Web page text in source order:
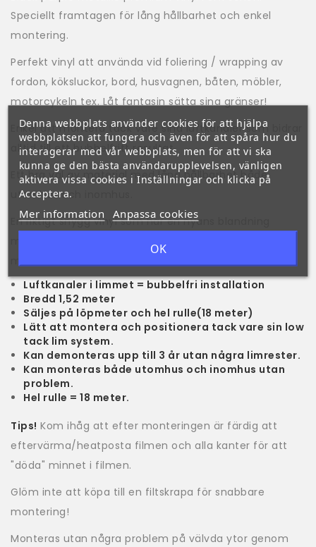
Speciellt framtagen för lång hållbarhet och enkel
montering.
Perfekt vinyl att använda vid foliering / wrapping av
fordon, köksluckor, bord, husvagnen, båten, möbler,
motorcykeln tex. Låt fantasin sätta sina gränser!
Enkel att montera tack vare sina luftkanaler som bidrar
alltid till ett bubbelfritt resultat.
Ett bra val av material med lång hållbarhet både
utomhus och inomhus.
En riktigt snygg vinyl som har en nyans blandning
mellan lila och svart som ger ett exklusivt utseende
med matt finish.
Luftkanaler i limmet = bubbelfri installation
Bredd 1,52 meter
Säljes på löpmeter och hel rulle(18 meter)
Lätt att montera och positionera tack vare sin low
tack lim system.
Kan demonteras upp till 3 år utan några limrester.
Kan monteras både utomhus och inomhus utan
problem.
Hel rulle = 18 meter.
Tips! Kom ihåg att efter monteringen är färdig att
eftervärma/heatposta filmen och alla kanter för att
"döda" minnet i filmen.
Glöm inte att köpa till en filtskrapa för snabbare
montering!
Monteras utan några problem på välvda ytor genom
Denna webbplats använder cookies för att hjälpa
webbplatsen att fungera och även för att spåra hur du
interagerar med vår webbplats, men för att vi ska
kunna ge den bästa användarupplevelsen, vänligen
aktivera vissa cookies i Inställningar och klicka på
Acceptera.
Mer information Anpassa cookies
OK